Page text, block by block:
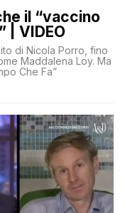
il “vaccino
| VIDEO
di Nicola Porro, fino
Maddalena Loy. Ma
Che Fa”